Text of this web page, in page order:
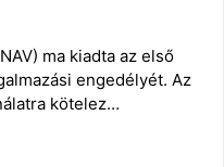
ma kiadta az első
engedélyét. Az
kötelez…